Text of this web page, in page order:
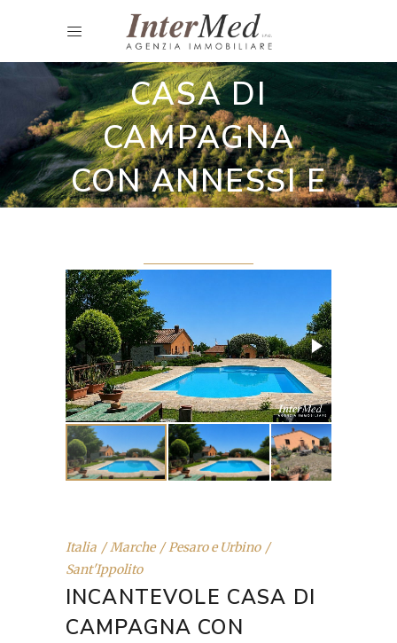
Casali ristrutturati
INCANTEVOLE
CASA DI
CAMPAGNA
CON ANNESSI E
Italia Marche
Pesaro e Urbino
Sant'Ippolito
INCANTEVOLE CASA DI
CAMPAGNA CON